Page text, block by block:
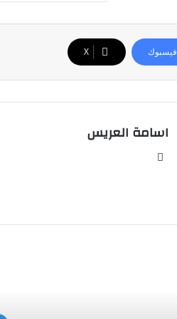
فيسبوك ‫X
اسامة العريس